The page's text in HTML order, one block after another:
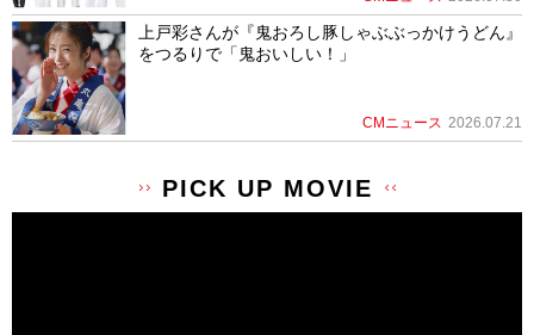
上戸彩さんが『鬼おろし豚しゃぶぶっかけうどん』
をつるりで「鬼おいしい！」
CMニュース 2026.07.21
PICK UP MOVIE